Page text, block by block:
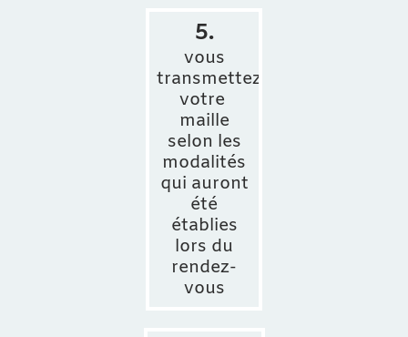
5.
vous
transmettez
votre
maille
selon les
modalités
qui auront
été
établies
lors du
rendez-
vous